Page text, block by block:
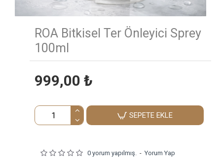
ROA Bitkisel Ter Önleyici Sprey
100ml
0 yorum yapılmış. - Yorum Yap
999,00 ₺
SEPETE EKLE